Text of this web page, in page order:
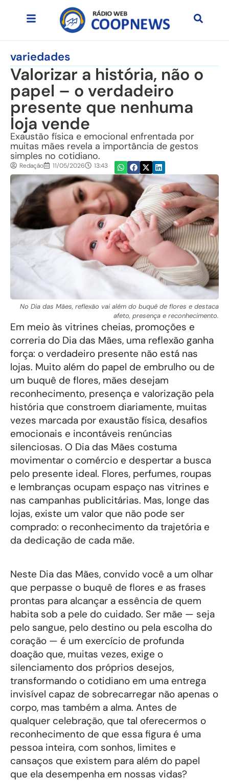
variedades
Valorizar a história, não o
papel – o verdadeiro
presente que nenhuma
loja vende
Exaustão física e emocional enfrentada por
muitas mães revela a importância de gestos
simples no cotidiano.
Redação 11/05/2026 13:43
No Dia das Mães, reflexão vai além do buquê de flores e destaca
afeto, presença e reconhecimento.
Em meio às vitrines cheias, promoções e
correria do Dia das Mães, uma reflexão ganha
força: o verdadeiro presente não está nas
lojas. Muito além do papel de embrulho ou de
um buquê de flores, mães desejam
reconhecimento, presença e valorização pela
história que constroem diariamente, muitas
vezes marcada por exaustão física, desafios
emocionais e incontáveis renúncias
silenciosas. O Dia das Mães costuma
movimentar o comércio e despertar a busca
pelo presente ideal. Flores, perfumes, roupas
e lembranças ocupam espaço nas vitrines e
nas campanhas publicitárias. Mas, longe das
lojas, existe um valor que não pode ser
comprado: o reconhecimento da trajetória e
da dedicação de cada mãe.
Neste Dia das Mães, convido você a um olhar
que perpasse o buquê de flores e as frases
prontas para alcançar a essência de quem
habita sob a pele do cuidado. Ser mãe — seja
pelo sangue, pelo destino ou pela escolha do
coração — é um exercício de profunda
doação que, muitas vezes, exige o
silenciamento dos próprios desejos,
transformando o cotidiano em uma entrega
invisível capaz de sobrecarregar não apenas o
corpo, mas também a alma. Antes de
qualquer celebração, que tal oferecermos o
reconhecimento de que essa figura é uma
pessoa inteira, com sonhos, limites e
cansaços que existem para além do papel
que ela desempenha em nossas vidas?